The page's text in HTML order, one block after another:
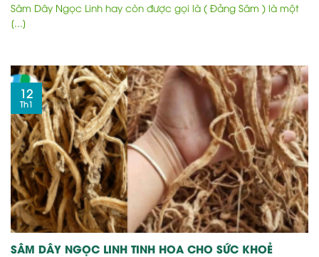
Sâm Dây Ngọc Linh hay còn được gọi là ( Đảng Sâm ) là một
[...]
SÂM DÂY NGỌC LINH TINH HOA CHO SỨC KHOẺ
12
Th1